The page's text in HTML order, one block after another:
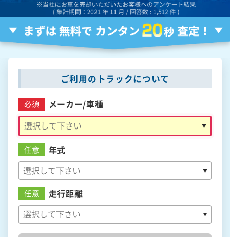
ご利用のトラックについて
必須 メーカー/車種
任意 年式
任意 走行距離